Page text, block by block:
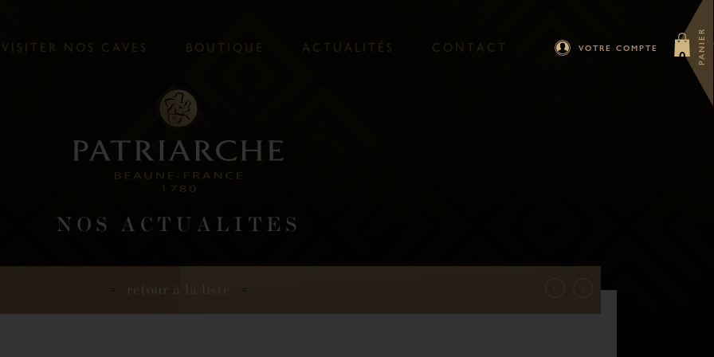
VOTRE COMPTE PANIER
0
V I S I T E R N O S C AV E S B O U T I Q U E A C T U A L I T É S C O N T A CT
NOS ACTUALITES